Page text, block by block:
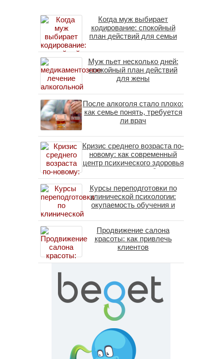
Когда муж выбирает
кодирование: спокойный
план действий для семьи
Муж пьет несколько дней:
спокойный план действий
для жены
После алкоголя стало плохо:
как семье понять, требуется
ли врач
Кризис среднего возраста по-
новому: как современный
центр психического здоровья
помогает пересобрать
личность без таблеток
(методы ДПДГ и КПТ)
Курсы переподготовки по
клинической психологии:
окупаемость обучения и
специалистов в 2026 году
Продвижение салона
красоты: как привлечь
клиентов